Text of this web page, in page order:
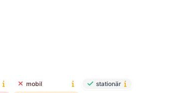
mobil
stationär